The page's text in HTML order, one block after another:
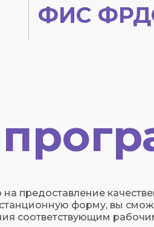
ФИС
предоставление
форму, вы
соответствующим